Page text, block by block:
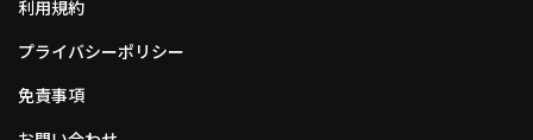
利用規約
プライバシーポリシー
免責事項